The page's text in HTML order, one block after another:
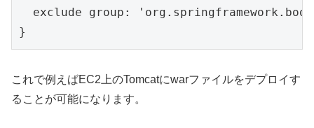
exclude group:
}
これで例えばEC2上のTomcatにwarファイルをデプロイす
ることが可能になります。